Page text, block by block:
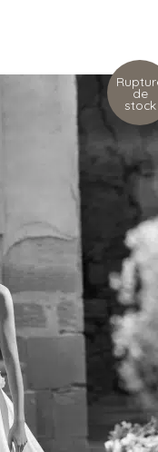
de
stock